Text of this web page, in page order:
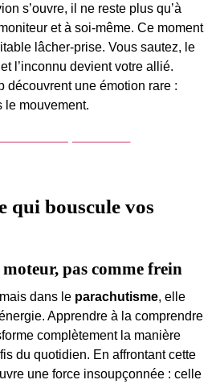
s’ouvre, il ne reste plus qu’à
et à soi-même. Ce moment
lâcher-prise. Vous sautez, le
l’inconnu devient votre allié.
découvrent une émotion rare :
le mouvement.
qui bouscule vos
pas comme frein
dans le parachutisme, elle
Apprendre à la comprendre
complètement la manière
du quotidien. En affrontant cette
une force insoupçonnée : celle